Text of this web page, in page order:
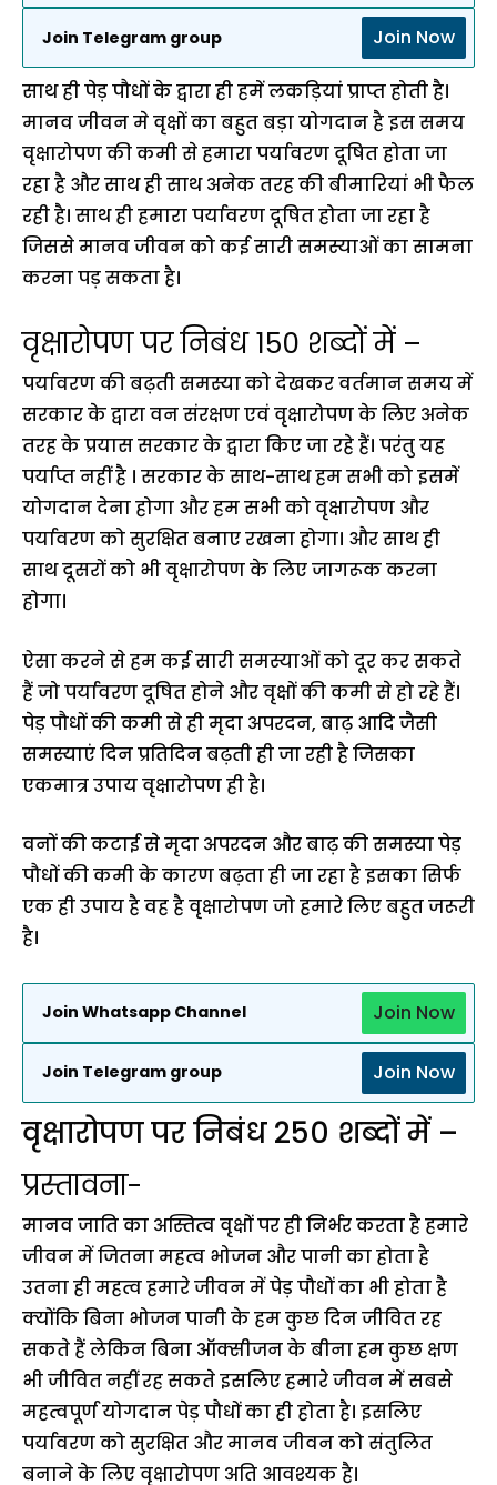
Join Telegram group Join Now
साथ ही पेड़ पौधों के द्वारा ही हमें लकड़ियां प्राप्त होती है।
मानव जीवन मे वृक्षों का बहुत बड़ा योगदान है इस समय
वृक्षारोपण की कमी से हमारा पर्यावरण दूषित होता जा
रहा है और साथ ही साथ अनेक तरह की बीमारियां भी फैल
रही है। साथ ही हमारा पर्यावरण दूषित होता जा रहा है
जिससे मानव जीवन को कई सारी समस्याओं का सामना
करना पड़ सकता है।
वृक्षारोपण पर निबंध 150 शब्दों में –
पर्यावरण की बढ़ती समस्या को देखकर वर्तमान समय में
सरकार के द्वारा वन संरक्षण एवं वृक्षारोपण के लिए अनेक
तरह के प्रयास सरकार के द्वारा किए जा रहे हैं। परंतु यह
पर्याप्त नहीं है । सरकार के साथ-साथ हम सभी को इसमें
योगदान देना होगा और हम सभी को वृक्षारोपण और
पर्यावरण को सुरक्षित बनाए रखना होगा। और साथ ही
साथ दूसरों को भी वृक्षारोपण के लिए जागरूक करना
होगा।
ऐसा करने से हम कई सारी समस्याओं को दूर कर सकते
हैं जो पर्यावरण दूषित होने और वृक्षों की कमी से हो रहे हैं।
पेड़ पौधों की कमी से ही मृदा अपरदन, बाढ़ आदि जैसी
समस्याएं दिन प्रतिदिन बढ़ती ही जा रही है जिसका
एकमात्र उपाय वृक्षारोपण ही है।
वनों की कटाई से मृदा अपरदन और बाढ़ की समस्या पेड़
पौधों की कमी के कारण बढ़ता ही जा रहा है इसका सिर्फ
एक ही उपाय है वह है वृक्षारोपण जो हमारे लिए बहुत जरूरी
है।
Join Whatsapp Channel Join Now
Join Telegram group Join Now
वृक्षारोपण पर निबंध 250 शब्दों में –
प्रस्तावना-
मानव जाति का अस्तित्व वृक्षों पर ही निर्भर करता है हमारे
जीवन में जितना महत्व भोजन और पानी का होता है
उतना ही महत्व हमारे जीवन में पेड़ पौधों का भी होता है
क्योंकि बिना भोजन पानी के हम कुछ दिन जीवित रह
सकते हैं लेकिन बिना ऑक्सीजन के बीना हम कुछ क्षण
भी जीवित नहीं रह सकते इसलिए हमारे जीवन में सबसे
महत्वपूर्ण योगदान पेड़ पौधों का ही होता है। इसलिए
पर्यावरण को सुरक्षित और मानव जीवन को संतुलित
बनाने के लिए वृक्षारोपण अति आवश्यक है।